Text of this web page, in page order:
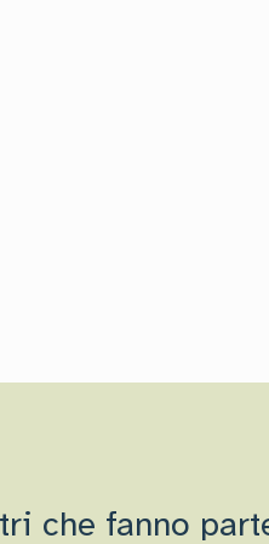
che fanno